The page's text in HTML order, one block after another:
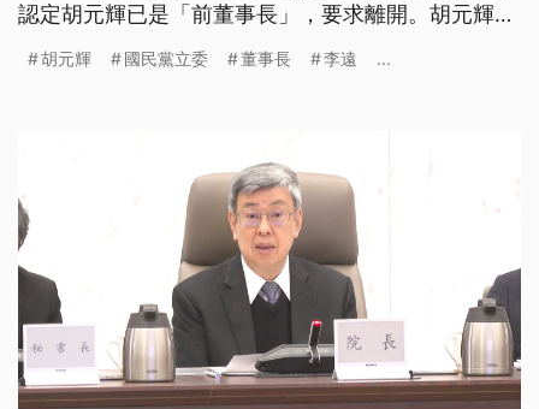
認定胡元輝已是「前董事長」，要求離開。胡元輝走
後於詢答表示抗議，也強調是引用《財團法人法》延
胡元輝 國民黨立委 董事長 李遠 ...